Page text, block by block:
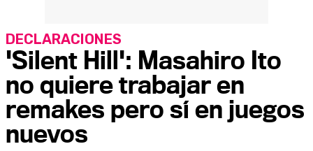
'Silent Hill': Masahiro Ito
no quiere trabajar en
remakes pero sí en juegos
nuevos
DECLARACIONES